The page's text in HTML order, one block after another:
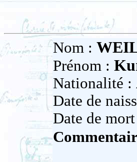
Nom :
Prénom :
Nationalité :
Date de
Date de